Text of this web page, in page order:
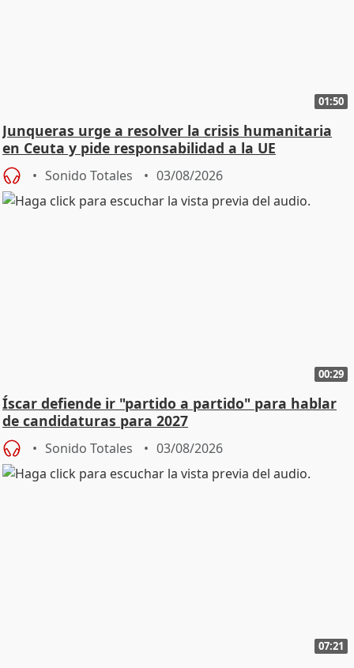
01:50
Junqueras urge a resolver la crisis humanitaria
en Ceuta y pide responsabilidad a la UE
Sonido Totales 03/08/2026
00:29
Íscar defiende ir "partido a partido" para hablar
de candidaturas para 2027
Sonido Totales 03/08/2026
07:21